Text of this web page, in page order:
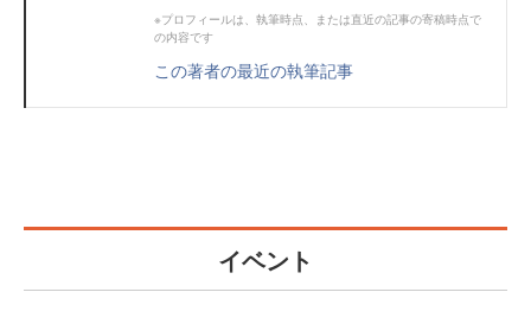
※プロフィールは、執筆時点、または直近の記事の寄稿時点で
の内容です
この著者の最近の執筆記事
イベント